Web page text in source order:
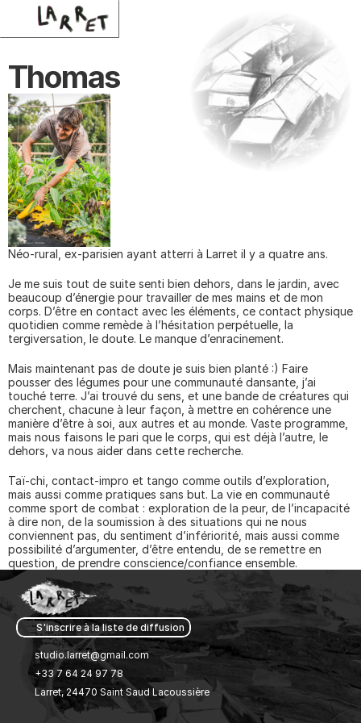
Thomas
Néo-rural, ex-parisien ayant atterri à Larret il y a quatre ans.
Je me suis tout de suite senti bien dehors, dans le jardin, avec
beaucoup d’énergie pour travailler de mes mains et de mon
corps. D’être en contact avec les éléments, ce contact physique
quotidien comme remède à l’hésitation perpétuelle, la
tergiversation, le doute. Le manque d’enracinement.
Mais maintenant pas de doute je suis bien planté :) Faire
pousser des légumes pour une communauté dansante, j’ai
touché terre. J’ai trouvé du sens, et une bande de créatures qui
cherchent, chacune à leur façon, à mettre en cohérence une
manière d’être à soi, aux autres et au monde. Vaste programme,
mais nous faisons le pari que le corps, qui est déjà l’autre, le
dehors, va nous aider dans cette recherche.
Taï-chi, contact-impro et tango comme outils d’exploration,
mais aussi comme pratiques sans but. La vie en communauté
comme sport de combat : exploration de la peur, de l’incapacité
à dire non, de la soumission à des situations qui ne nous
conviennent pas, du sentiment d’infériorité, mais aussi comme
possibilité d’argumenter, d’être entendu, de se remettre en
question, de prendre conscience/confiance ensemble.
S'inscrire à la liste de diffusion
studio.larret@gmail.com
+33 7 64 24 97 78
Larret, 24470 Saint Saud Lacoussière